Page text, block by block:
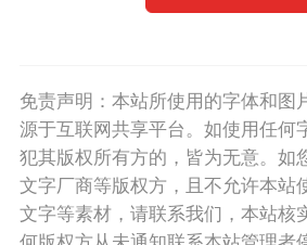
免责声明：本站所使用的字体和图
源于互联网共享平台。如使用任何
犯其版权所有方的，皆为无意。如
文字厂商等版权方，且不允许本站
文字等素材，请联系我们，本站核